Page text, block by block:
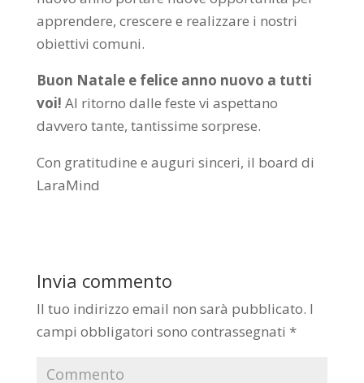
apprendere, crescere e realizzare i nostri
obiettivi comuni.
Buon Natale e felice anno nuovo a tutti
voi! Al ritorno dalle feste vi aspettano
davvero tante, tantissime sorprese.
Con gratitudine e auguri sinceri, il board di
LaraMind
Invia commento
Il tuo indirizzo email non sarà pubblicato. I
campi obbligatori sono contrassegnati *